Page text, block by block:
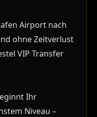
Airport nach
ohne Zeitverlust
VIP Transfer
Ihr
Niveau –